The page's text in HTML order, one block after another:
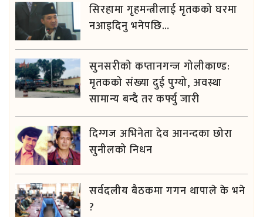
सिरहामा गृहमन्त्रीलाई मृतकको घरमा
नआइदिनु भनेपछि…
सुनसरीको कप्तानगन्ज गोलीकाण्ड:
मृतकको संख्या दुई पुग्यो, अवस्था
सामान्य बन्दै तर कर्फ्यु जारी
दिग्गज अभिनेता देव आनन्दका छोरा
सुनीलको निधन
सर्वदलीय बैठकमा गगन थापाले के भने
?